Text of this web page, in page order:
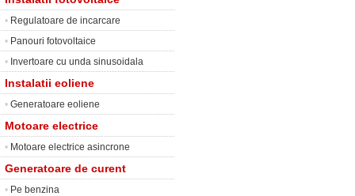
• Regulatoare de incarcare
• Panouri fotovoltaice
• Invertoare cu unda sinusoidala
Instalatii eoliene
• Generatoare eoliene
Motoare electrice
• Motoare electrice asincrone
Generatoare de curent
• Pe benzina